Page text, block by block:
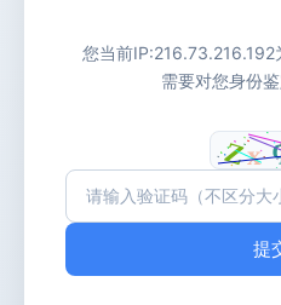
您当前IP:216.73.216.192
需要对您身份
提